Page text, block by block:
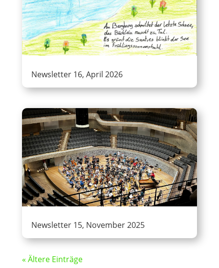
Newsletter 16, April 2026
Newsletter 15, November 2025
« Ältere Einträge